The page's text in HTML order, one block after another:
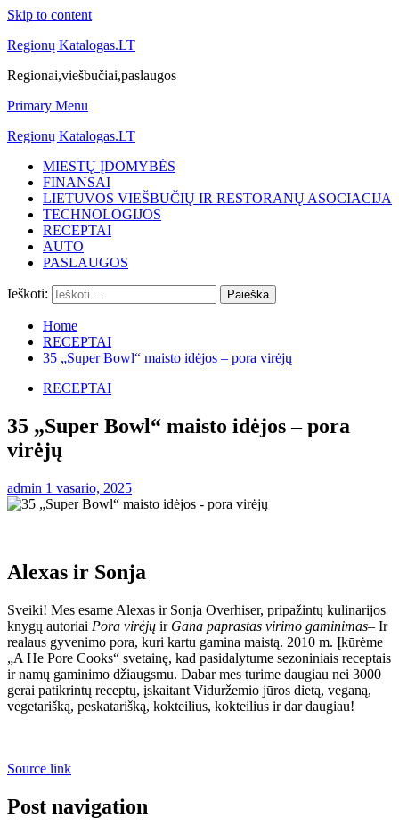
Skip to content
Regionų Katalogas.LT
Regionai,viešbučiai,paslaugos
Primary Menu
Regionų Katalogas.LT
MIESTŲ ĮDOMYBĖS
FINANSAI
LIETUVOS VIEŠBUČIŲ IR RESTORANŲ ASOCIACIJA
TECHNOLOGIJOS
RECEPTAI
AUTO
PASLAUGOS
Ieškoti:
Home
RECEPTAI
35 „Super Bowl“ maisto idėjos – pora virėjų
RECEPTAI
35 „Super Bowl“ maisto idėjos – pora
virėjų
admin 1 vasario, 2025
Alexas ir Sonja
Sveiki! Mes esame Alexas ir Sonja Overhiser, pripažintų kulinarijos
knygų autoriai Pora virėjų ir Gana paprastas virimo gaminimas– Ir
realaus gyvenimo pora, kuri kartu gamina maistą. 2010 m. Įkūrėme
„A He Pore Cooks“ svetainę, kad pasidalytume sezoniniais receptais
ir namų gaminimo džiaugsmu. Dabar mes turime daugiau nei 3000
gerai patikrintų receptų, įskaitant Viduržemio jūros dietą, veganą,
vegetarišką, peskatarišką, kokteilius, kokteilius ir dar daugiau!
Source link
Post navigation